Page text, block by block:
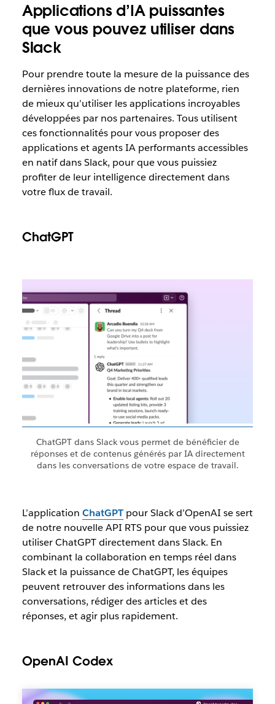
Applications d’IA puissantes
que vous pouvez utiliser dans
Slack
Pour prendre toute la mesure de la puissance des
dernières innovations de notre plateforme, rien
de mieux qu’utiliser les applications incroyables
développées par nos partenaires. Tous utilisent
ces fonctionnalités pour vous proposer des
applications et agents IA performants accessibles
en natif dans Slack, pour que vous puissiez
profiter de leur intelligence directement dans
votre flux de travail.
ChatGPT
ChatGPT dans Slack vous permet de bénéficier de
réponses et de contenus générés par IA directement
dans les conversations de votre espace de travail.
L’application ChatGPTpour Slack d’OpenAI se sert
de notre nouvelle API RTS pour que vous puissiez
utiliser ChatGPT directement dans Slack. En
combinant la collaboration en temps réel dans
Slack et la puissance de ChatGPT, les équipes
peuvent retrouver des informations dans les
conversations, rédiger des articles et des
réponses, et agir plus rapidement.
OpenAI Codex